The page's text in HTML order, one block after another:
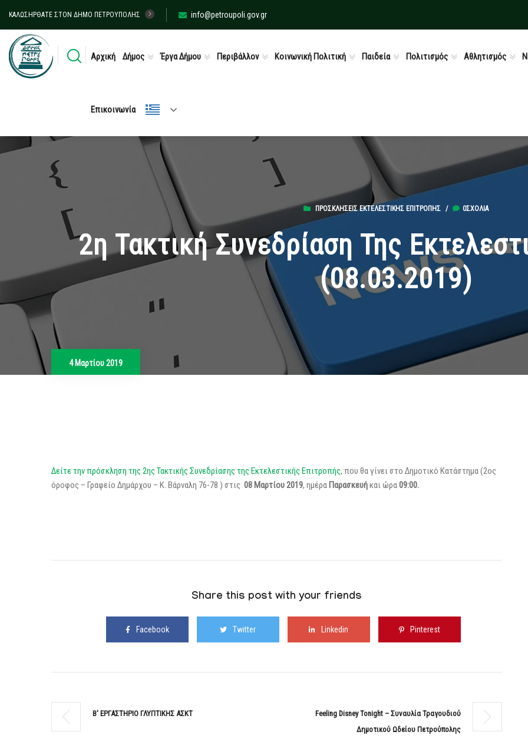
ΚΑΛΩΣΉΡΘΑΤΕ ΣΤΟΝ ΔΉΜΟ ΠΕΤΡΟΎΠΟΛΗΣ info@petroupoli.gov.gr
Αρχική Δήμος Έργα Δήμου Περιβάλλον Κοινωνική Πολιτική Παιδεία Πολιτισμός Αθλητισμός
Επικοινωνία
ΠΡΟΣΚΛΉΣΕΙΣ ΕΚΤΕΛΕΣΤΙΚΉΣ ΕΠΙΤΡΟΠΉΣ / 0ΣΧΌΛΙΑ
2η Τακτική Συνεδρίαση Της
(08.03.2019)
4 Μαρτίου 2019
Δείτε την πρόσκληση της 2ης Τακτικής Συνεδρίασης της Εκτελεστικής Επιτροπής, που θα γίνει στο Δημοτικό Κατάστημα (2ος
όροφος – Γραφείο Δημάρχου – Κ. Βάρναλη 76-78 ) στις 08 Μαρτίου 2019, ημέρα Παρασκευήκαι ώρα09:00.
Share this post with your friends
Facebook Twitter Linkedin Pinterest
Β' ΕΡΓΑΣΤΗΡΙΟ ΓΛΥΠΤΙΚΗΣ ΑΣΚΤ
Feeling Disney Tonight – Συναυλία Τραγουδιού
Δημοτικού Ωδείου Πετρούπολης